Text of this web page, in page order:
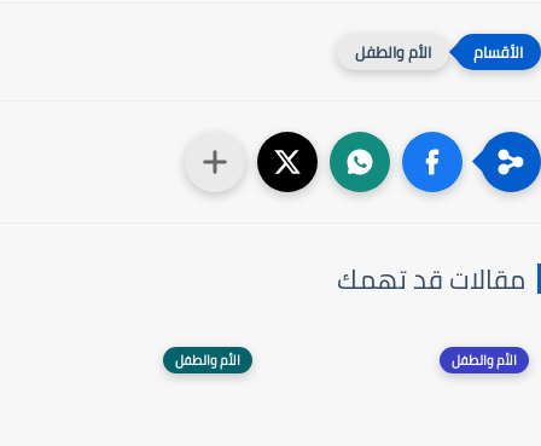
الأم والطفل
مقالات قد تهمك
الأم والطفل الأم والطفل